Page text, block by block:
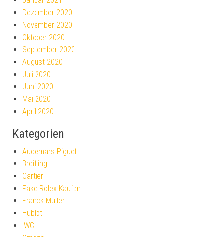
Dezember 2020
November 2020
Oktober 2020
September 2020
August 2020
Juli 2020
Juni 2020
Mai 2020
April 2020
Kategorien
Audemars Piguet
Breitling
Cartier
Fake Rolex Kaufen
Franck Muller
Hublot
IWC